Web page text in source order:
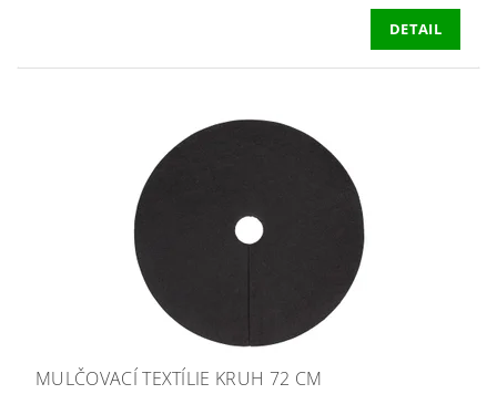
DETAIL
MULČOVACÍ TEXTÍLIE KRUH 72 CM